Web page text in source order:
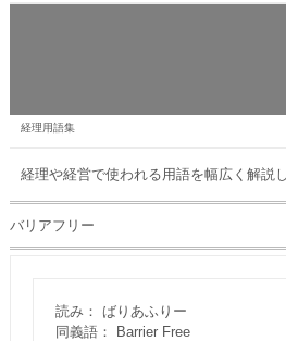
経理用語集
経理や経営で使われる用語を幅広く解説
バリアフリー
読み： ばりあふりー
同義語： Barrier Free